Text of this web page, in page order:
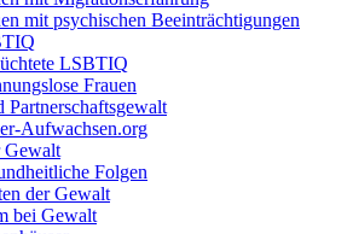
mit psychischen Beeinträchtigungen
LSBTIQ
Frauen
Partnerschaftsgewalt
Aufwachsen.org
Gewalt
Folgen
der Gewalt
bei Gewalt